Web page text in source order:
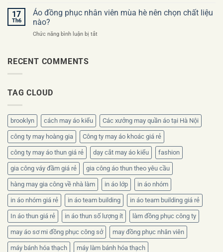
kiện
nên
kế
phục
17
Th6
Áo đồng phục nhân viên mùa hè nên chọn chất liệu
nào?
Chức năng bình luận bị tắt
chất
liệu
nào?
RECENT COMMENTS
TAG CLOUD
brooklyn cách may áo kiểu Các xưởng may quần áo tại Hà Nội
công ty may hoàng gia Công ty may áo khoác giá rẻ
công ty may áo thun giá rẻ dạy cắt may áo kiểu fashion
gia công váy đầm giá rẻ gia công áo thun theo yêu cầu
hàng may gia công về nhà làm in áo lớp in áo nhóm
in áo nhóm giá rẻ in áo team building in áo team building giá rẻ
In áo thun giá rẻ in áo thun số lượng ít làm đồng phục công ty
may áo sơ mi đồng phục công sở may đồng phục nhân viên
máy bánh hóa thạch máy làm bánh hóa thạch